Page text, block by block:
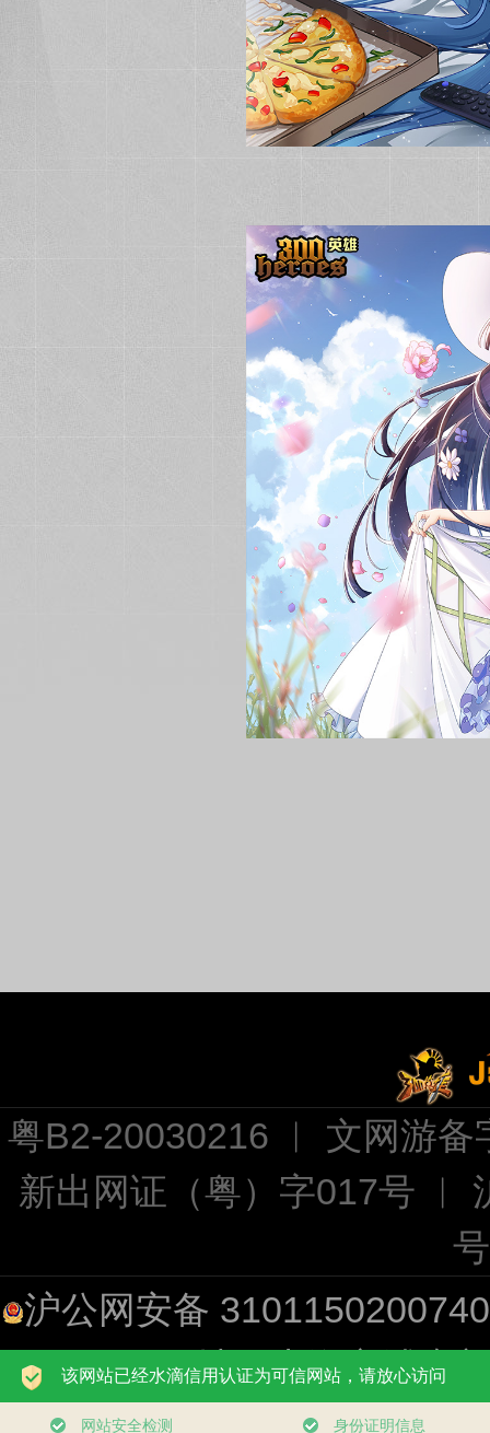
粤B2-20030216 ︱ 文网游
新出网证（粤）字017号 ︱
沪公网安备
址：上海市浦东